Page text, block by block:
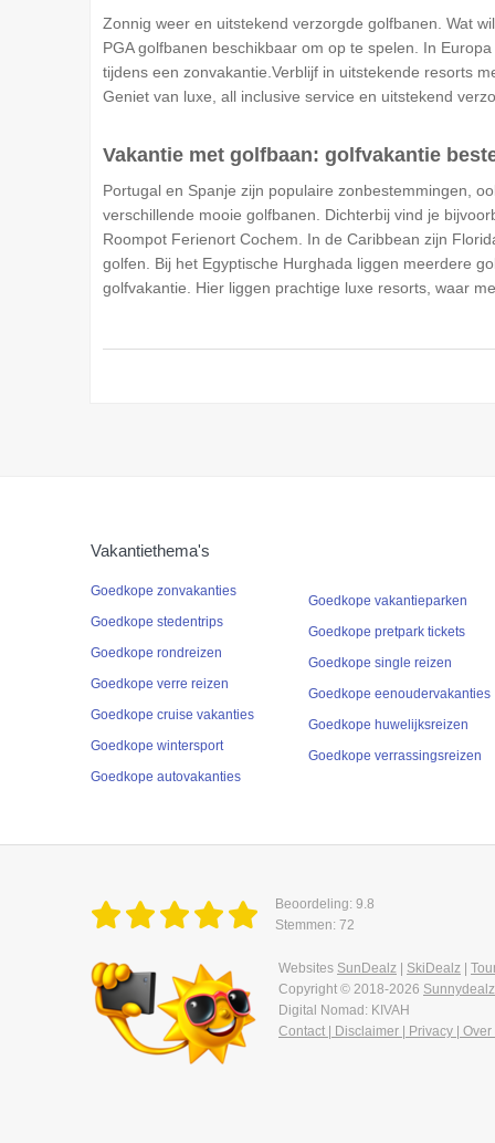
Zonnig weer en uitstekend verzorgde golfbanen. Wat
PGA golfbanen beschikbaar om op te spelen. In
tijdens een zonvakantie.Verblijf in uitstekende resorts
Geniet van luxe, all inclusive service en uitstekend
Vakantie met golfbaan: golfvakantie
Portugal en Spanje zijn populaire zonbestemmingen,
verschillende mooie golfbanen. Dichterbij vind je
Roompot Ferienort Cochem. In de Caribbean zijn
golfen. Bij het Egyptische Hurghada liggen meerdere
golfvakantie. Hier liggen prachtige luxe resorts, waar
Vakantiethema's
Goedkope zonvakanties
Goedkope stedentrips
Goedkope rondreizen
Goedkope verre reizen
Goedkope cruise vakanties
Goedkope wintersport
Goedkope autovakanties
Goedkope vakantieparken
Goedkope pretpark tickets
Goedkope single reizen
Goedkope eenoudervakanties
Goedkope huwelijksreizen
Goedkope verrassingsreizen
Beoordeling: 9.8
Stemmen: 72
Websites SunDealz SkiDealz
Copyright © 2018-2026 Sunnydealz
Digital Nomad: KIVAH
Contact | Disclaimer | Privacy | Over